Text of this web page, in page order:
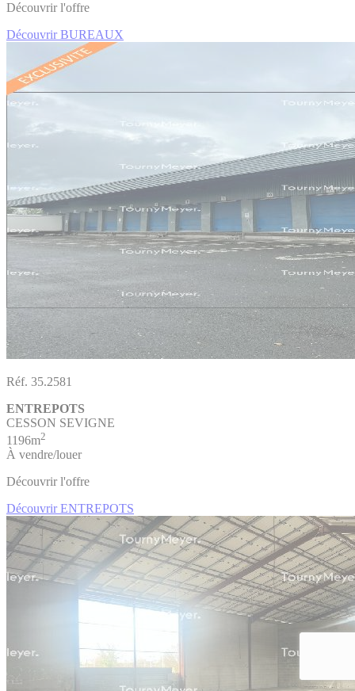
Découvrir l'offre
Découvrir BUREAUX
Réf. 35.2581
ENTREPOTS
CESSON SEVIGNE
1196m2
À vendre/louer
Découvrir l'offre
Découvrir ENTREPOTS